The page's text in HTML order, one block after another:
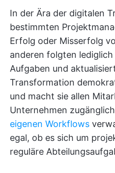
In der Ära der digitalen
bestimmten
Erfolg oder Misserfolg
anderen folgten
Aufgaben und
Transformation
und macht sie allen
Unternehmen
eigenen Workflows
egal, ob es sich um
reguläre